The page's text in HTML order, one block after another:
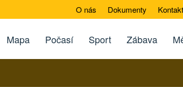
O nás Dokumenty
Mapa Počasí Sport Zábava